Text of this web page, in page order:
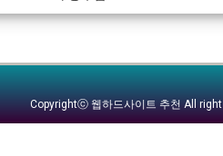
Copyrightⓒ웹하드사이트 추천 All